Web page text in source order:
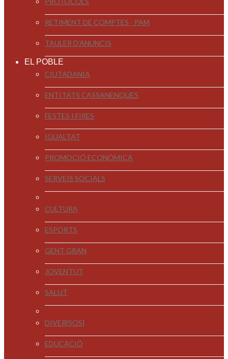
RETIMENT DE COMPTES - PAM
TAULER D'ANUNCIS
EL POBLE
CIUTADANIA
ENTITATS CASSANENQUES
FESTES I FIRES
IGUALTAT
PROMOCIÓ ECONÒMICA
SERVEIS SOCIALS
CULTURA
ESPORTS
GENT GRAN
JOVENTUT
SALUT
DIVER[SOS]
EDUCACIÓ